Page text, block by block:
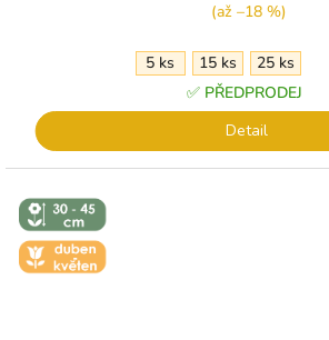
(až –18 %)
5 ks 15 ks
25 ks
✅ PŘEDPRODEJ
Detail
↕️ VÝŠKA 30
- 45 CM
🌼 KVĚT -
DUBEN-
KVĚTEN